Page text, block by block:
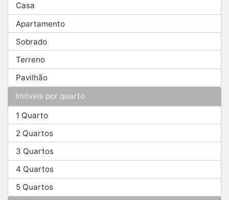
Casa
Apartamento
Sobrado
Terreno
Pavilhão
Imóveis por quarto
1 Quarto
2 Quartos
3 Quartos
4 Quartos
5 Quartos